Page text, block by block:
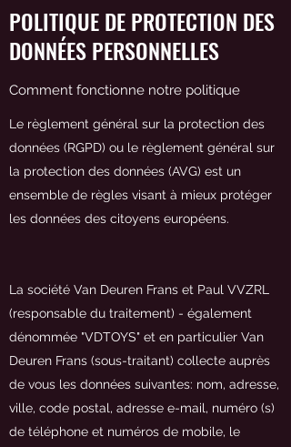
POLITIQUE DE PROTECTION DES
DONNÉES PERSONNELLES
Comment fonctionne notre politique
Le règlement général sur la protection des
données (RGPD) ou le règlement général sur
la protection des données (AVG) est un
ensemble de règles visant à mieux protéger
les données des citoyens européens.
La société Van Deuren Frans et Paul VVZRL
(responsable du traitement) - également
dénommée "VDTOYS" et en particulier Van
Deuren Frans (sous-traitant) collecte auprès
de vous les données suivantes: nom, adresse,
ville, code postal, adresse e-mail, numéro (s)
de téléphone et numéros de mobile, le